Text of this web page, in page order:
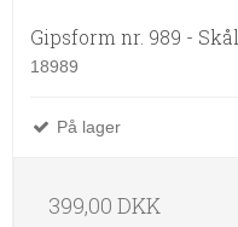
Gipsform nr. 989 - Skål
18989
På lager
399,00 DKK